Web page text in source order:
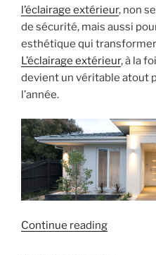
l’éclairage extérieur, non
de sécurité, mais aussi
esthétique qui
L’éclairage extérieur, à la
devient un véritable atout
l’année.
Continue reading«